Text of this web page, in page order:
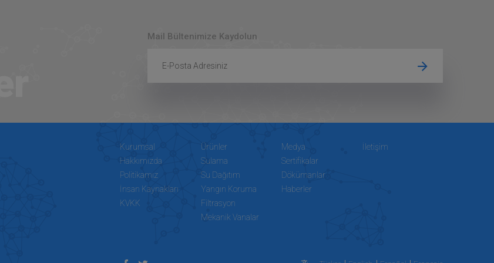
Mail Bültenimize Kaydolun
Kurumsal
Hakkımızda
Politikamız
İnsan Kaynakları
KVKK
Ürünler
Sulama
Su Dağıtım
Yangın Koruma
Filtrasyon
Mekanik Vanalar
Medya
Sertifikalar
Dökümanlar
Haberler
İletişim